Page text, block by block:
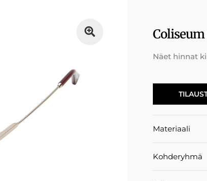
Coliseum
Näet hinnat
Materiaali
Kohderyhmä